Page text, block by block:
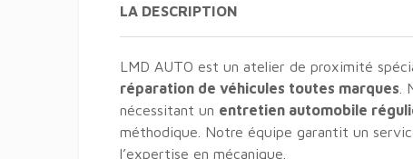
LA DESCRIPTION
LMD AUTO est un atelier de proximité
réparation de véhicules toutes marques
nécessitant un entretien automobile
méthodique. Notre équipe garantit un
l’expertise en mécanique.